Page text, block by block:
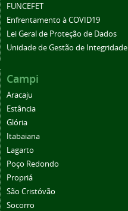
FUNCEFET
Enfrentamento à COVID19
Lei Geral de Proteção de Dados
Unidade de Gestão de Integridade
Campi
Aracaju
Estância
Glória
Itabaiana
Lagarto
Poço Redondo
Propriá
São Cristóvão
Socorro